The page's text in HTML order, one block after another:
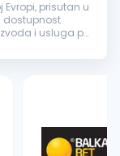
prisutan u
dostupnost
i usluga po